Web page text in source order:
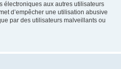
électroniques aux autres utilisateurs
d’empêcher une utilisation abusive
par des utilisateurs malveillants ou